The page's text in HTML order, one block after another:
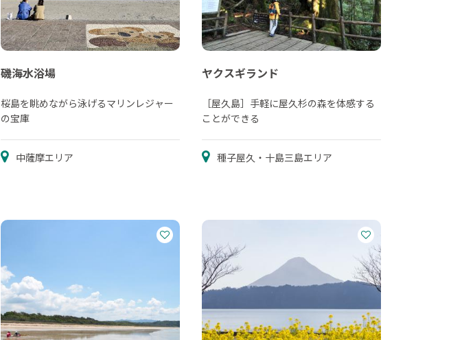
磯海水浴場
桜島を眺めながら泳げるマリンレジャー
の宝庫
中薩摩エリア
ヤクスギランド
［屋久島］手軽に屋久杉の森を体感する
ことができる
種子屋久・十島三島エリア